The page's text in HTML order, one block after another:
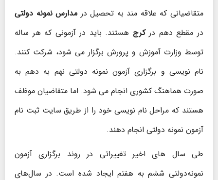
متقاضیانی که علاقه مند به تحصیل در مدارس نمونه دولتی
در مقطع دهم درکرج هستند. باید در آزمونی که هر ساله
توسط وزارت آموزش و پرورش برگزار می شود، شرکت کنند.
نام نویسی و برگزاری آزمون نمونه دولتی نهم به دهم به
صورت هماهنگ کشوری انجام می شود. اما متقاضیان موظف
هستند که مراحل نام نویسی خود را از طریق سایت ثبت نام
آزمون نمونه دولتی انجام دهند.
طی سال های اخیر تغییراتی در روند برگزاری آزمون
نمونه‌دولتی ششم به هفتم ایجاد شده است. در سال‌های